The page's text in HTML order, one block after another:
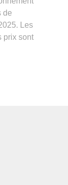
de
Les
prix sont